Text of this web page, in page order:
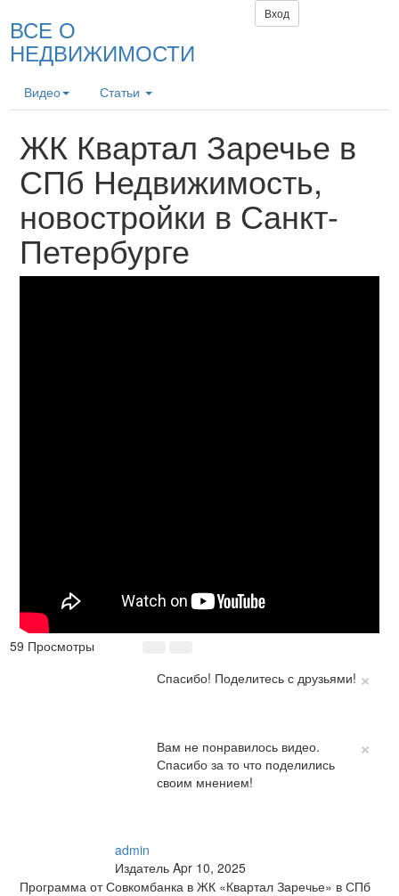
ВСЕ О
НЕДВИЖИМОСТИ
Вход
Видео Статьи
ЖК Квартал Заречье в
СПб Недвижимость,
новостройки в Санкт-
Петербурге
59 Просмотры
×
Спасибо! Поделитесь с друзьями!
×
Вам не понравилось видео.
Спасибо за то что поделились
своим мнением!
admin
Издатель Apr 10, 2025
Программа от Совкомбанка в ЖК «Квартал Заречье» в СПб